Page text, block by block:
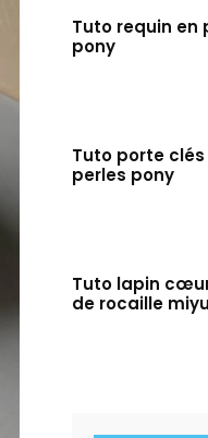
Tuto requin en
pony
Tuto porte clés
perles pony
Tuto lapin
de rocaille